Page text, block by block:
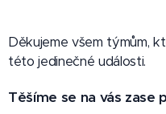
Děkujeme všem týmům,
této jedinečné události.
Těšíme se na vás zase